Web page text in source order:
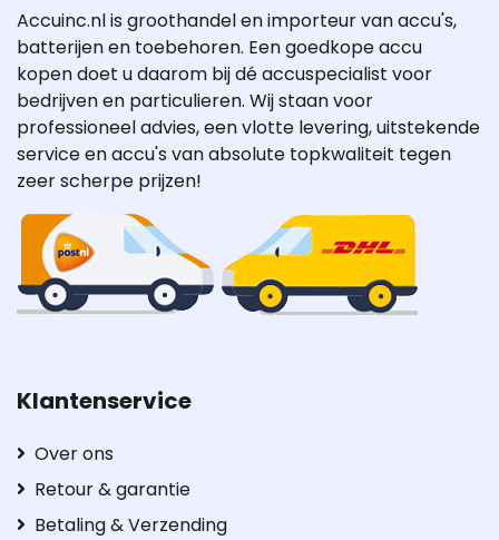
Accuinc.nl is groothandel en importeur van accu's,
batterijen en toebehoren. Een goedkope accu
kopen doet u daarom bij dé accuspecialist voor
bedrijven en particulieren. Wij staan voor
professioneel advies, een vlotte levering, uitstekende
service en accu's van absolute topkwaliteit tegen
zeer scherpe prijzen!
Klantenservice
Over ons
Retour & garantie
Betaling & Verzending